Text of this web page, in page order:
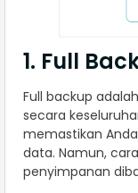
1. Full
Full backup
secara
memastikan
data. Namun,
penyimpanan